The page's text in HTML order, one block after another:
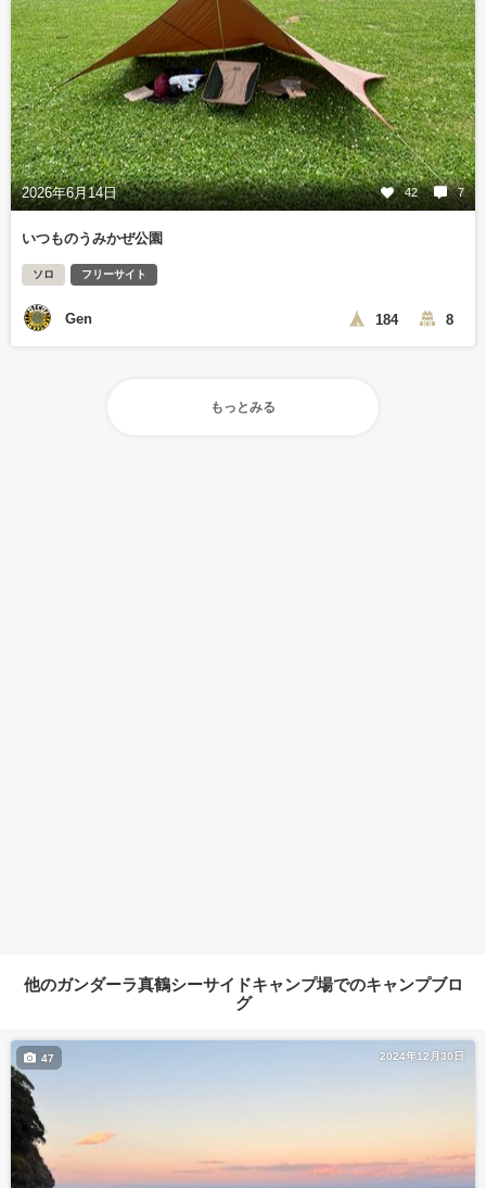
2026年6月14日 42 7
いつものうみかぜ公園
ソロ フリーサイト
Gen 184 8
もっとみる
他のガンダーラ真鶴シーサイドキャンプ場でのキャンプブロ
グ
2024年12月30日
47